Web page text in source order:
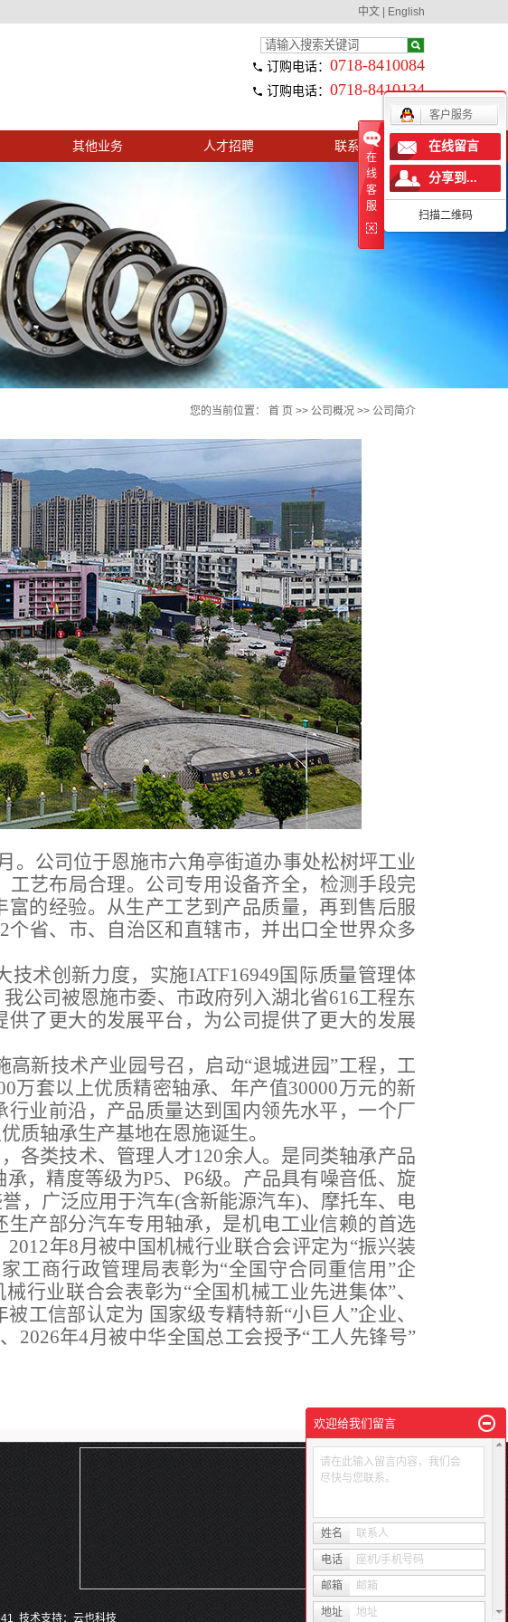
中文 English
订购电话： 0718-8410084
订购电话： 0718-8410134
其他业务 人才招聘 联系我们
您的当前位置： 首 页 >> 公司概况 >> 公司简介
。公司位于恩施市六角亭街道办事处松树坪工业
艺布局合理。公司专用设备齐全，检测手段完
的经验。从生产工艺到产品质量，再到售后服
省、市、自治区和直辖市，并出口全世界众多
术创新力度，实施IATF16949国际质量管理体
公司被恩施市委、市政府列入湖北省616工程东
了更大的发展平台，为公司提供了更大的发展
新技术产业园号召，启动“退城进园”工程，工
万套以上优质精密轴承、年产值30000万元的新
业前沿，产品质量达到国内领先水平，一个厂
质轴承生产基地在恩施诞生。
各类技术、管理人才120余人。是同类轴承产品
，精度等级为P5、P6级。产品具有噪音低、旋
，广泛应用于汽车(含新能源汽车)、摩托车、电
生产部分汽车专用轴承，是机电工业信赖的首选
年8月被中国机械行业联合会评定为“振兴装
工商行政管理局表彰为“全国守合同重信用”企
行业联合会表彰为“全国机械工业先进集体”、
工信部认定为 国家级专精特新“小巨人”企业、
2026年4月被中华全国总工会授予“工人先锋号”
技术支持：云也科技
在
线
客
服
客户服务
在线留言
分享到...
扫描二维码
欢迎给我们留言
请在此输入留言内容，我们会
尽快与您联系。
姓名 联系人
电话 座机/手机号码
邮箱 邮箱
地址 地址